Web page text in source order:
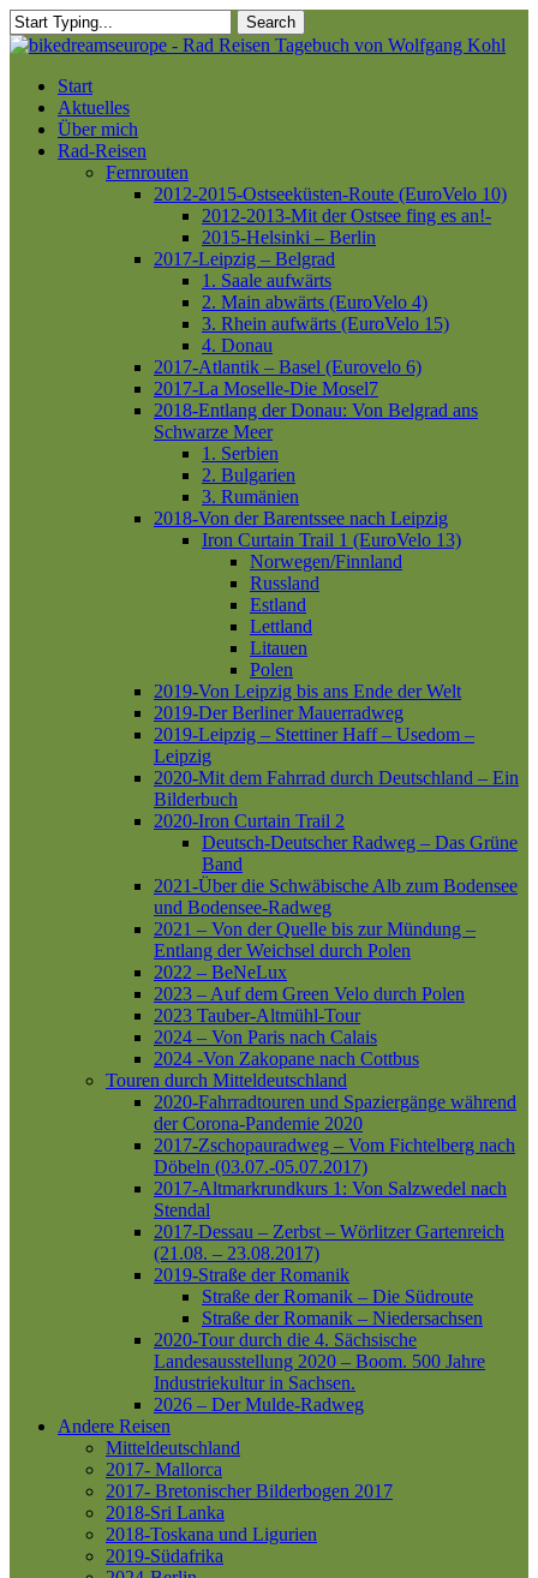
Skip
to
content
Search
Close
Menu
Start
Aktuelles
Über mich
Rad-Reisen
Fernrouten
2012-2015-Ostseeküsten-Route (EuroVelo 10)
2012-2013-Mit der Ostsee fing es an!-
2015-Helsinki – Berlin
2017-Leipzig – Belgrad
1. Saale aufwärts
2. Main abwärts (EuroVelo 4)
3. Rhein aufwärts (EuroVelo 15)
4. Donau
2017-Atlantik – Basel (Eurovelo 6)
2017-La Moselle-Die Mosel7
2018-Entlang der Donau: Von Belgrad ans
Schwarze Meer
1. Serbien
2. Bulgarien
3. Rumänien
2018-Von der Barentssee nach Leipzig
Iron Curtain Trail 1 (EuroVelo 13)
Norwegen/Finnland
Russland
Estland
Lettland
Litauen
Polen
2019-Von Leipzig bis ans Ende der Welt
2019-Der Berliner Mauerradweg
2019-Leipzig – Stettiner Haff – Usedom –
Leipzig
2020-Mit dem Fahrrad durch Deutschland – Ein
Bilderbuch
2020-Iron Curtain Trail 2
Deutsch-Deutscher Radweg – Das Grüne
Band
2021-Über die Schwäbische Alb zum Bodensee
und Bodensee-Radweg
2021 – Von der Quelle bis zur Mündung –
Entlang der Weichsel durch Polen
2022 – BeNeLux
2023 – Auf dem Green Velo durch Polen
2023 Tauber-Altmühl-Tour
2024 – Von Paris nach Calais
2024 -Von Zakopane nach Cottbus
Touren durch Mitteldeutschland
2020-Fahrradtouren und Spaziergänge während
der Corona-Pandemie 2020
2017-Zschopauradweg – Vom Fichtelberg nach
Döbeln (03.07.-05.07.2017)
2017-Altmarkrundkurs 1: Von Salzwedel nach
Stendal
2017-Dessau – Zerbst – Wörlitzer Gartenreich
(21.08. – 23.08.2017)
2019-Straße der Romanik
Straße der Romanik – Die Südroute
Straße der Romanik – Niedersachsen
2020-Tour durch die 4. Sächsische
Landesausstellung 2020 – Boom. 500 Jahre
Industriekultur in Sachsen.
2026 – Der Mulde-Radweg
Andere Reisen
Mitteldeutschland
2017- Mallorca
2017- Bretonischer Bilderbogen 2017
2018-Sri Lanka
2018-Toskana und Ligurien
2019-Südafrika